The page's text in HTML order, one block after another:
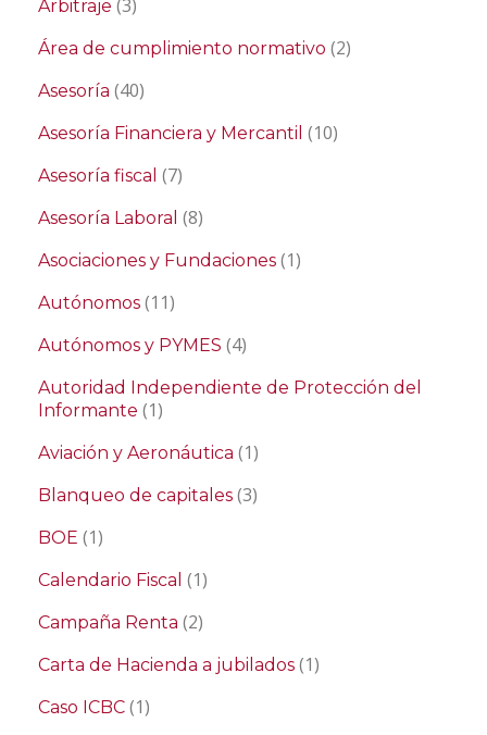
Arbitraje (3)
Área de cumplimiento normativo (2)
Asesoría (40)
Asesoría Financiera y Mercantil (10)
Asesoría fiscal (7)
Asesoría Laboral (8)
Asociaciones y Fundaciones (1)
Autónomos (11)
Autónomos y PYMES (4)
Autoridad Independiente de Protección del
Informante (1)
Aviación y Aeronáutica (1)
Blanqueo de capitales (3)
BOE (1)
Calendario Fiscal (1)
Campaña Renta (2)
Carta de Hacienda a jubilados (1)
Caso ICBC (1)